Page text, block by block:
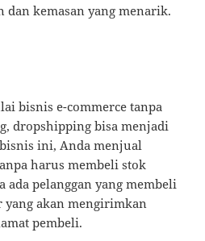
dan kemasan yang menarik.
bisnis e-commerce tanpa
dropshipping bisa menjadi
ini, Anda menjual
harus membeli stok
pelanggan yang membeli
akan mengirimkan
pembeli.